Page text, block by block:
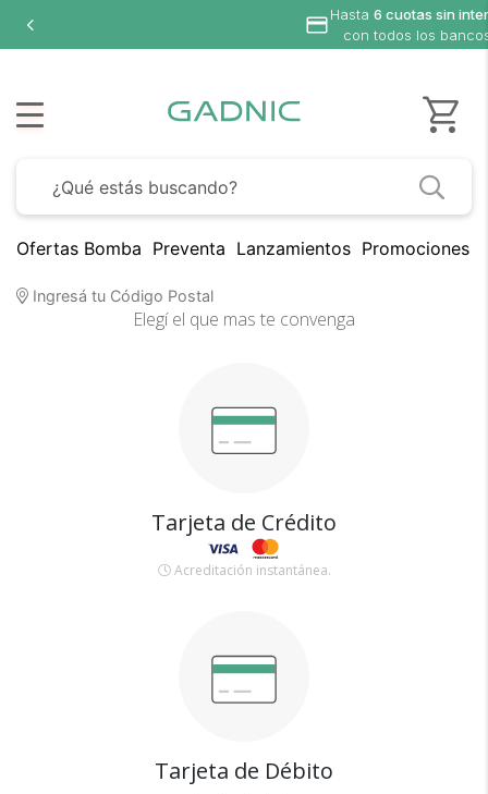
Hasta 6 cuotas sin
con todos los
Ofertas Bomba Preventa Lanzamientos Promociones
Ingresá tu Código Postal
Todas las facilidades de pago
Elegí el que mas te convenga
Tarjeta de Crédito
Acreditación instantánea.
Tarjeta de Débito